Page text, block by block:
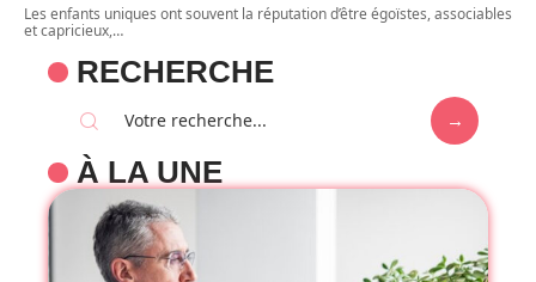
Les enfants uniques ont souvent la réputation d’être égoïstes, associables
et capricieux,…
RECHERCHE
À LA UNE